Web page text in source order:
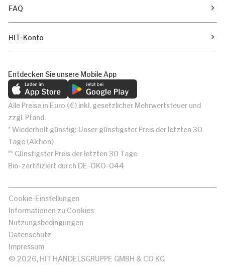
FAQ
HIT-Konto
Entdecken Sie unsere Mobile App
Alle Preise in Euro (€) inkl. gesetzlicher Mehrwertsteuer und
zzgl. Pfand.
* Wiederholt günstig: Unser günstigster Preis der letzten 30
Tage (Aktion)
** Günstigster Preis der letzten 30 Tage
Bio-zertifiziert durch DE-ÖKO-044
Cookie-Einstellungen
Informationen zu Cookies
Nutzungsbedingungen
Datenschutz
Impressum
© 2026, HIT HANDELSGRUPPE GMBH & CO KG